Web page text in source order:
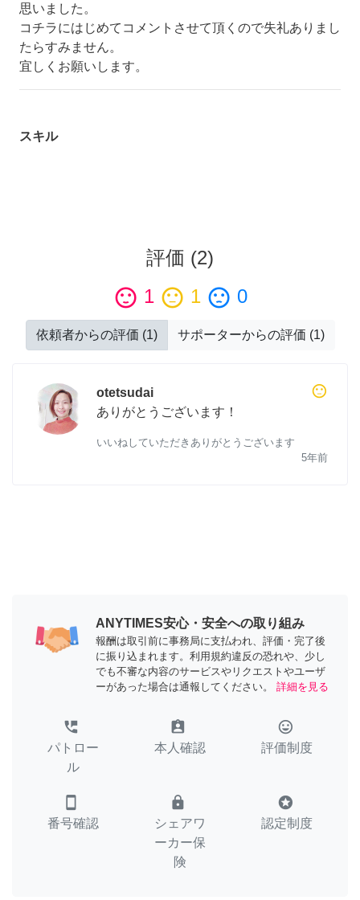
思いました。
コチラにはじめてコメントさせて頂くので失礼ありまし
たらすみません。
宜しくお願いします。
スキル
評価 (2)
sentiment_satisfied 1 sentiment_neutral 1 sentiment_dissatisfied 0
依頼者からの評価 (1) サポーターからの評価 (1)
sentiment_neutral
otetsudai
ありがとうございます！
いいねしていただきありがとうございます
5年前
ANYTIMES安心・安全への取り組み
報酬は取引前に事務局に支払われ、評価・完了後
に振り込まれます。利用規約違反の恐れや、少し
でも不審な内容のサービスやリクエストやユーザ
ーがあった場合は通報してください。
詳細を見る
perm_phone_msg
パトロー
ル
assignment_ind
本人確認
tag_faces
評価制度
smartphone
番号確認
lock
シェアワ
ーカー保
険
stars
認定制度